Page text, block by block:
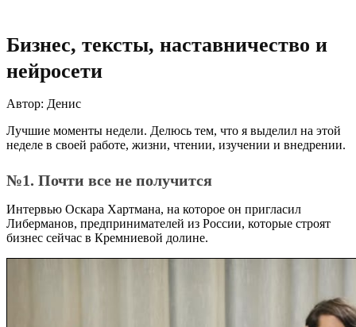
Бизнес, тексты, наставничество и
нейросети
Автор: Денис
Лучшие моменты недели. Делюсь тем, что я выделил на этой
неделе в своей работе, жизни, чтении, изучении и внедрении.
№1. Почти все не получится
Интервью Оскара Хартмана, на которое он пригласил
Либерманов, предпринимателей из России, которые строят
бизнес сейчас в Кремниевой долине.